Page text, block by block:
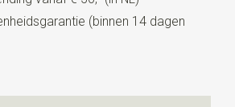
(binnen 14 dagen